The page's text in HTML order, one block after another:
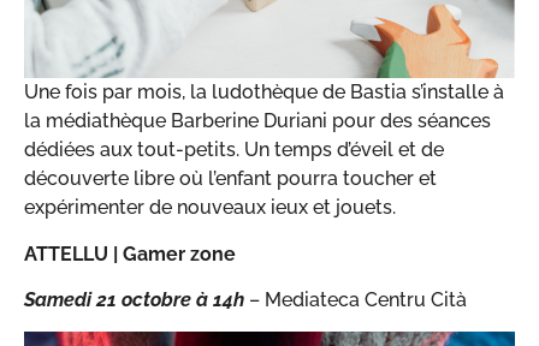
Une fois par mois, la ludothèque de Bastia s’installe à
la médiathèque Barberine Duriani pour des séances
dédiées aux tout-petits. Un temps d’éveil et de
découverte libre où l’enfant pourra toucher et
expérimenter de nouveaux ieux et jouets.
ATTELLU | Gamer zone
Samedi 21 octobre à 14h – Mediateca Centru Cità